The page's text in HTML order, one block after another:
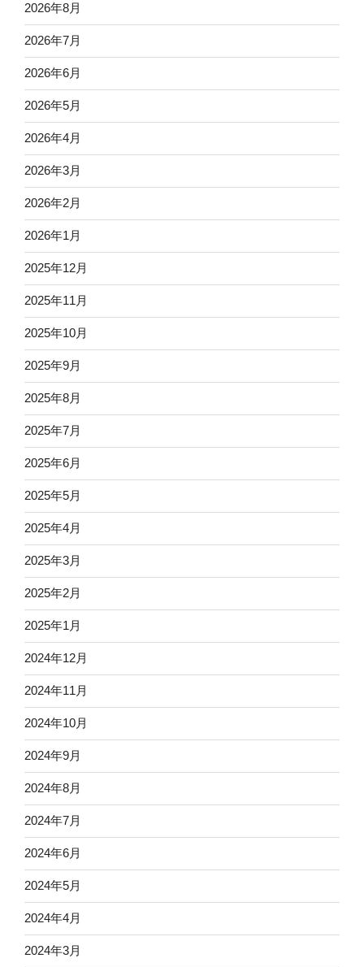
2026年8月
2026年7月
2026年6月
2026年5月
2026年4月
2026年3月
2026年2月
2026年1月
2025年12月
2025年11月
2025年10月
2025年9月
2025年8月
2025年7月
2025年6月
2025年5月
2025年4月
2025年3月
2025年2月
2025年1月
2024年12月
2024年11月
2024年10月
2024年9月
2024年8月
2024年7月
2024年6月
2024年5月
2024年4月
2024年3月